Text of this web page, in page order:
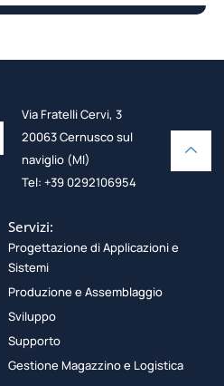
Via Fratelli Cervi, 3
20063 Cernusco sul
naviglio (MI)
Tel: +39 0292106954
Servizi:
Progettazione di Applicazioni e
Sistemi
Produzione e Assemblaggio
Sviluppo
Supporto
Gestione Magazzino e Logistica